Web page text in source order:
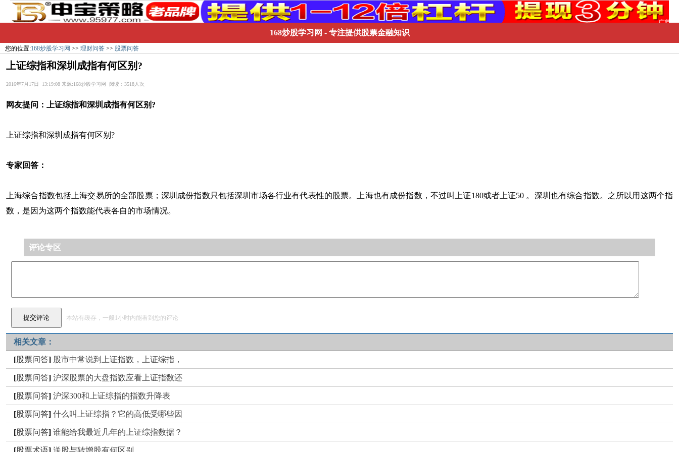
168炒股学习网 - 专注提供股票金融知识
您的位置:168炒股学习网 >> 理财问答 >> 股票问答
上证综指和深圳成指有何区别?
2016年7月17日 13:19:08 来源:168炒股学习网 阅读：3518人次
网友提问： 上证综指和深圳成指有何区别?
上证综指和深圳成指有何区别?
专家回答：
上海综合指数包括上海交易所的全部股票；深圳成份指数只包括深圳市场各行业有代表性的股票。上海也有成份指数，不过叫上证180或者上证50 。深圳也有综合指数。之所以用这两个指
数，是因为这两个指数能代表各自的市场情况。
评论专区
本站有缓存，一般1小时内能看到您的评论
相关文章：
[股票问答] 股市中常说到上证指数，上证综指，
[股票问答] 沪深股票的大盘指数应看上证指数还
[股票问答] 沪深300和上证综指的指数升降表
[股票问答] 什么叫上证综指？它的高低受哪些因
[股票问答] 谁能给我最近几年的上证综指数据？
[股票术语] 送股与转增股有何区别